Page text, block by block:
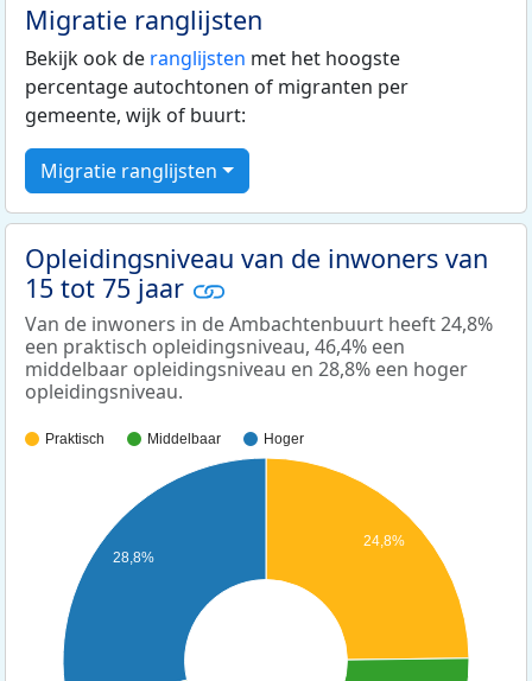
Migratie ranglijsten
Bekijk ook de ranglijsten met het hoogste
percentage autochtonen of migranten per
gemeente, wijk of buurt:
Migratie ranglijsten
Opleidingsniveau van de inwoners van
15 tot 75 jaar
Van de inwoners in de Ambachtenbuurt heeft 24,8%
een praktisch opleidingsniveau, 46,4% een
middelbaar opleidingsniveau en 28,8% een hoger
opleidingsniveau.
Praktisch Middelbaar Hoger
24,8%
28,8%